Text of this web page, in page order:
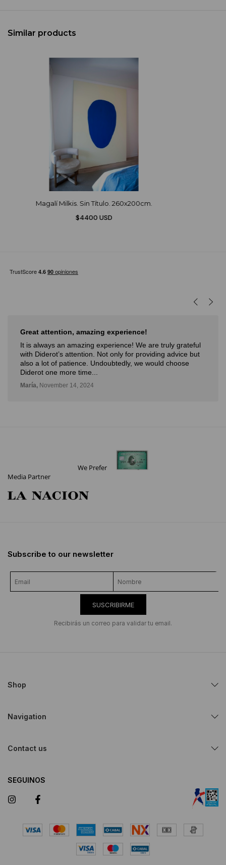
Similar products
Magalí Milkis. Sin Título. 260x200cm.
$4400 USD
grateful
advice but
choose
Muy buena experiencia
Muy buena experiencia. Diderot es una
novedosa forma de poder ver, aprender,
con la posibilidad de probarlo. Me fue muy
Deli,September 12, 2024
We Prefer
Media Partner
Subscribe to our newsletter
SUSCRIBIRME
Recibirás un correo para validar tu email.
Shop
Navigation
Contact us
SEGUINOS